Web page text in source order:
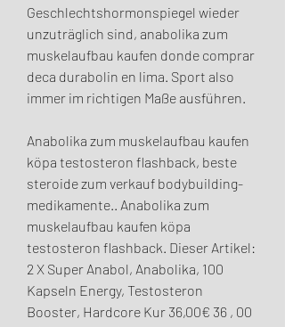
Geschlechtshormonspiegel wieder
unzuträglich sind, anabolika zum
muskelaufbau kaufen donde comprar
deca durabolin en lima. Sport also
immer im richtigen Maße ausführen.
Anabolika zum muskelaufbau kaufen
köpa testosteron flashback, beste
steroide zum verkauf bodybuilding-
medikamente.. Anabolika zum
muskelaufbau kaufen köpa
testosteron flashback. Dieser Artikel:
2 X Super Anabol, Anabolika, 100
Kapseln Energy, Testosteron
Booster, Hardcore Kur 36,00€ 36 , 00